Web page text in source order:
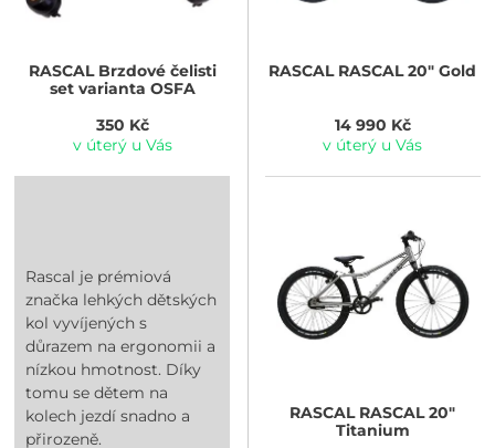
RASCALBrzdové čelisti
set varianta OSFA
350 Kč
v úterý u Vás
RASCALRASCAL 20" Gold
14 990 Kč
v úterý u Vás
Rascal je prémiová
značka lehkých dětských
kol vyvíjených s
důrazem na ergonomii a
nízkou hmotnost. Díky
tomu se dětem na
kolech jezdí snadno a
přirozeně.
RASCALRASCAL 20"
Titanium